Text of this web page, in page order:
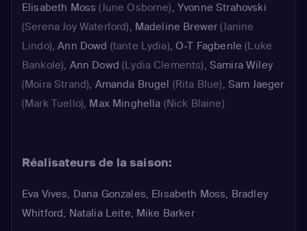
uniquement utilisées pour la
reproduction. Defred est l'une d'elle.
Autrefois appelée June, mariée et
mère d'une fillette, elle a été donnée
au Commandant Waterford et à son
Epouse. Déjà adaptée au cinéma par
sa force : une réussite.
Elisabeth Moss (June Osborne), Yvonne Strahovski
(Serena Joy Waterford), Madeline Brewer (Janine
Lindo),Ann Dowd (tante Lydia),O-T Fagbenle (Luke
Bankole), Ann Dowd (Lydia Clements), Samira Wiley
(Moira Strand), Amanda Brugel (Rita Blue), Sam Jaeger
(Mark Tuello), Max Minghella (Nick Blaine)
Réalisateurs de la saison:
Eva Vives, Dana Gonzales, Elisabeth Moss, Bradley
Whitford, Natalia Leite, Mike Barker